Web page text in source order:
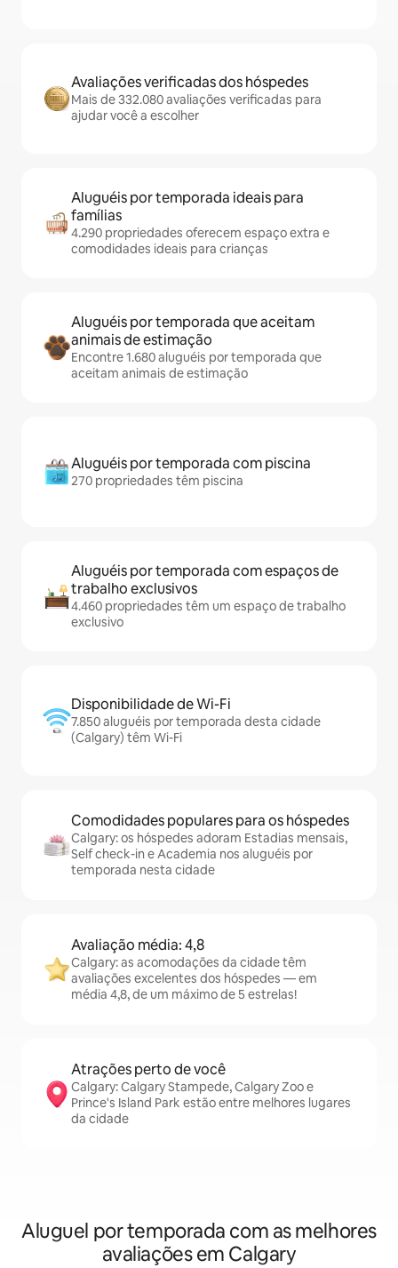
Avaliações verificadas dos hóspedes
Mais de 332.080 avaliações verificadas para
ajudar você a escolher
Aluguéis por temporada ideais para
famílias
4.290 propriedades oferecem espaço extra e
comodidades ideais para crianças
Aluguéis por temporada que aceitam
animais de estimação
Encontre 1.680 aluguéis por temporada que
aceitam animais de estimação
Aluguéis por temporada com piscina
270 propriedades têm piscina
Aluguéis por temporada com espaços de
trabalho exclusivos
4.460 propriedades têm um espaço de trabalho
exclusivo
Disponibilidade de Wi-Fi
7.850 aluguéis por temporada desta cidade
(Calgary) têm Wi-Fi
Comodidades populares para os hóspedes
Calgary: os hóspedes adoram Estadias mensais,
Self check-in e Academia nos aluguéis por
temporada nesta cidade
Avaliação média: 4,8
Calgary: as acomodações da cidade têm
avaliações excelentes dos hóspedes — em
média 4,8, de um máximo de 5 estrelas!
Atrações perto de você
Calgary: Calgary Stampede, Calgary Zoo e
Prince's Island Park estão entre melhores lugares
da cidade
Aluguel por temporada com as melhores
avaliações em Calgary